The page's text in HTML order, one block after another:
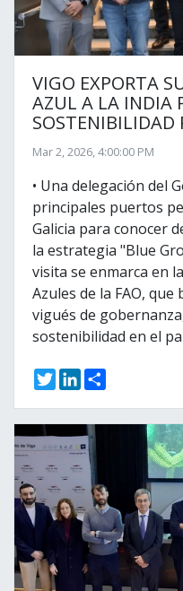
VIGO EXPORTA
AZUL A LA INDIA
SOSTENIBILIDAD
Mar 2, 2026, 4:00:00 PM
• Una delegación del
principales puertos
Galicia para conocer
la estrategia "Blue
visita se enmarca en
Azules de la FAO,
vigués de
sostenibilidad en el
T
w
i
t
e
L
n
e
d
n
a